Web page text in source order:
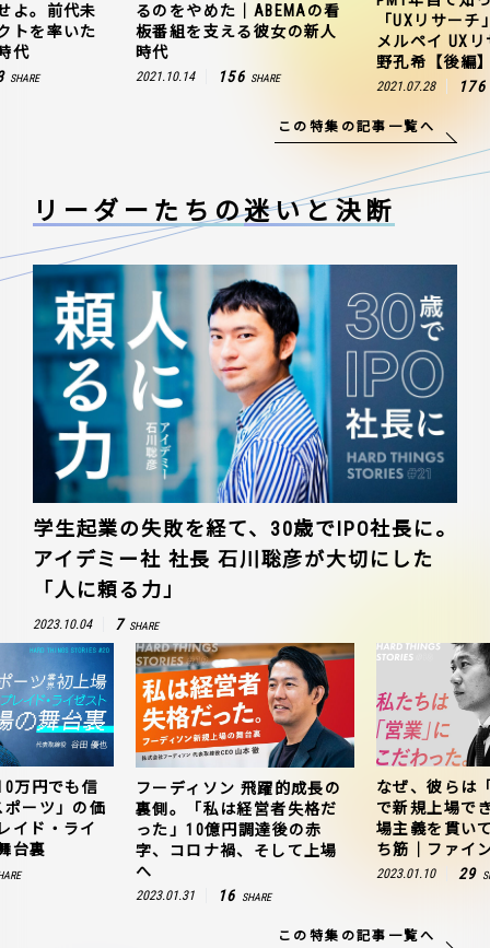
よ。前代未
トを率いた
代
SHARE
るのをやめた｜ABEMAの看
板番組を支える彼女の新人
時代
2021.10.14 156 SHARE
「UXリサー
メルペイ UX
野孔希【後編
2021.07.28 176
この特集の記事一覧へ
リーダーたちの迷いと決断
学生起業の失敗を経て、30歳でIPO社長に。
アイデミー社 社長 石川聡彦が大切にした
「人に頼る力」
2023.10.04 7 SHARE
万円でも信
ーツ」の価
イド・ライ
台裏
フーディソン 飛躍的成長の
裏側。「私は経営者失格だ
った」10億円調達後の赤
字、コロナ禍、そして上場
へ
2023.01.31 16 SHARE
なぜ、彼らは
で新規上場で
場主義を貫い
ち筋｜ファイ
2023.01.10 29
この特集の記事一覧へ